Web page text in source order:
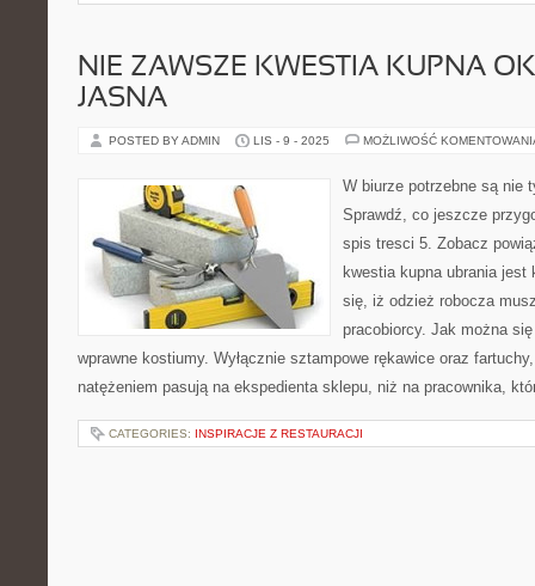
NIE ZAWSZE KWESTIA KUPNA
JASNA
POSTED BY ADMIN LIS - 9 - 2025 MOŻLIWOŚĆ
W biurze potrzebne są nie
Sprawdź, co jeszcze
spis tresci 5. Zobacz
kwestia kupna ubrania jest
się, iż odzież robocza
pracobiorcy. Jak można
wprawne kostiumy. Wyłącznie sztampowe rękawice oraz
natężeniem pasują na ekspedienta sklepu, niż na pracownika,
CATEGORIES: INSPIRACJE Z RESTAURACJI